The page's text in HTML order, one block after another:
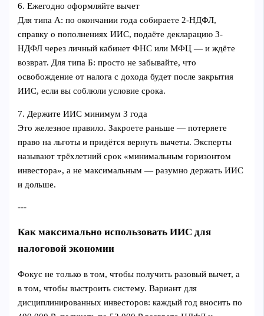
6. Ежегодно оформляйте вычет
Для типа А: по окончании года собираете 2-НДФЛ,
справку о пополнениях ИИС, подаёте декларацию 3-
НДФЛ через личный кабинет ФНС или МФЦ — и ждёте
возврат. Для типа Б: просто не забывайте, что
освобождение от налога с дохода будет после закрытия
ИИС, если вы соблюли условие срока.
7. Держите ИИС минимум 3 года
Это железное правило. Закроете раньше — потеряете
право на льготы и придётся вернуть вычеты. Эксперты
называют трёхлетний срок «минимальным горизонтом
инвестора», а не максимальным — разумно держать ИИС
и дольше.
---
Как максимально использовать ИИС для
налоговой экономии
Фокус не только в том, чтобы получить разовый вычет, а
в том, чтобы выстроить систему. Вариант для
дисциплинированных инвесторов: каждый год вносить по